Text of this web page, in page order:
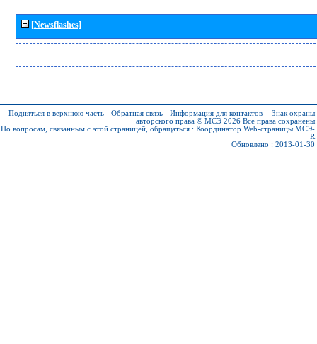
[Newsflashes]
Подняться в верхнюю часть - Обратная связь - Информация для контактов - Знак охраны
авторского права © МСЭ 2026 Все права сохранены
По вопросам, связанным с этой страницей, обращаться : Координатор Web-страницы МСЭ-
R
Обновлено : 2013-01-30